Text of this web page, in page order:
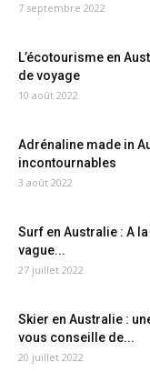
7 septembre 2022
L’écotourisme en
de voyage
10 août 2022
Adrénaline made in
incontournables
3 août 2022
Surf en Australie : A
vague...
27 juillet 2022
Skier en Australie :
vous conseille de...
20 juillet 2022